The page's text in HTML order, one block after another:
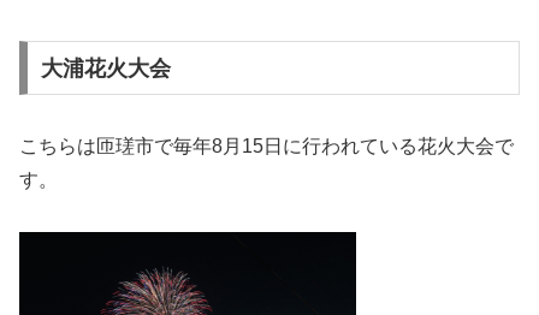
大浦花火大会
こちらは匝瑳市で毎年8月15日に行われている花火大会で
す。